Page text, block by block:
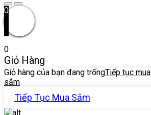
0
0
Giỏ Hàng
Giỏ hàng của bạn đang trốngTiếp tục mua
sắm
Tiếp Tục Mua Sắm